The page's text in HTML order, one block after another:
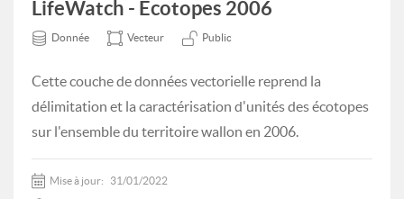
LifeWatch - Ecotopes 2006
Donnée Vecteur Public
Cette couche de données vectorielle reprend la
délimitation et la caractérisation d'unités des écotopes
sur l'ensemble du territoire wallon en 2006.
Mise à jour: 31/01/2022